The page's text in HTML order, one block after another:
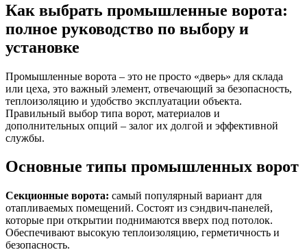
Как выбрать промышленные ворота:
полное руководство по выбору и
установке
Промышленные ворота – это не просто «дверь» для склада
или цеха, это важный элемент, отвечающий за безопасность,
теплоизоляцию и удобство эксплуатации объекта.
Правильный выбор типа ворот, материалов и
дополнительных опций – залог их долгой и эффективной
службы.
Основные типы промышленных ворот
Секционные ворота: самый популярный вариант для
отапливаемых помещений. Состоят из сэндвич-панелей,
которые при открытии поднимаются вверх под потолок.
Обеспечивают высокую теплоизоляцию, герметичность и
безопасность.